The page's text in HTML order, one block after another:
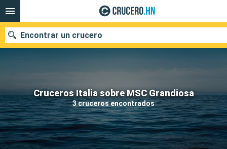
Cruceros Italia sobre MSC Grandiosa
3 cruceros encontrados
Encontrar un crucero
Nuestros destinos
Fecha de salida
Puertos Compañías